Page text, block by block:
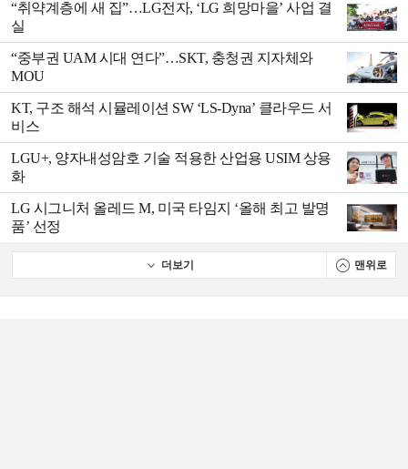
“취약계층에 새 집”…LG전자, ‘LG 희망마을’ 사업 결
실
“중부권 UAM 시대 연다”…SKT, 충청권 지자체와
MOU
KT, 구조 해석 시뮬레이션 SW ‘LS-Dyna’ 클라우드 서
비스
LGU+, 양자내성암호 기술 적용한 산업용 USIM 상용
화
LG 시그니처 올레드 M, 미국 타임지 ‘올해 최고 발명
품’ 선정
더보기 맨위로